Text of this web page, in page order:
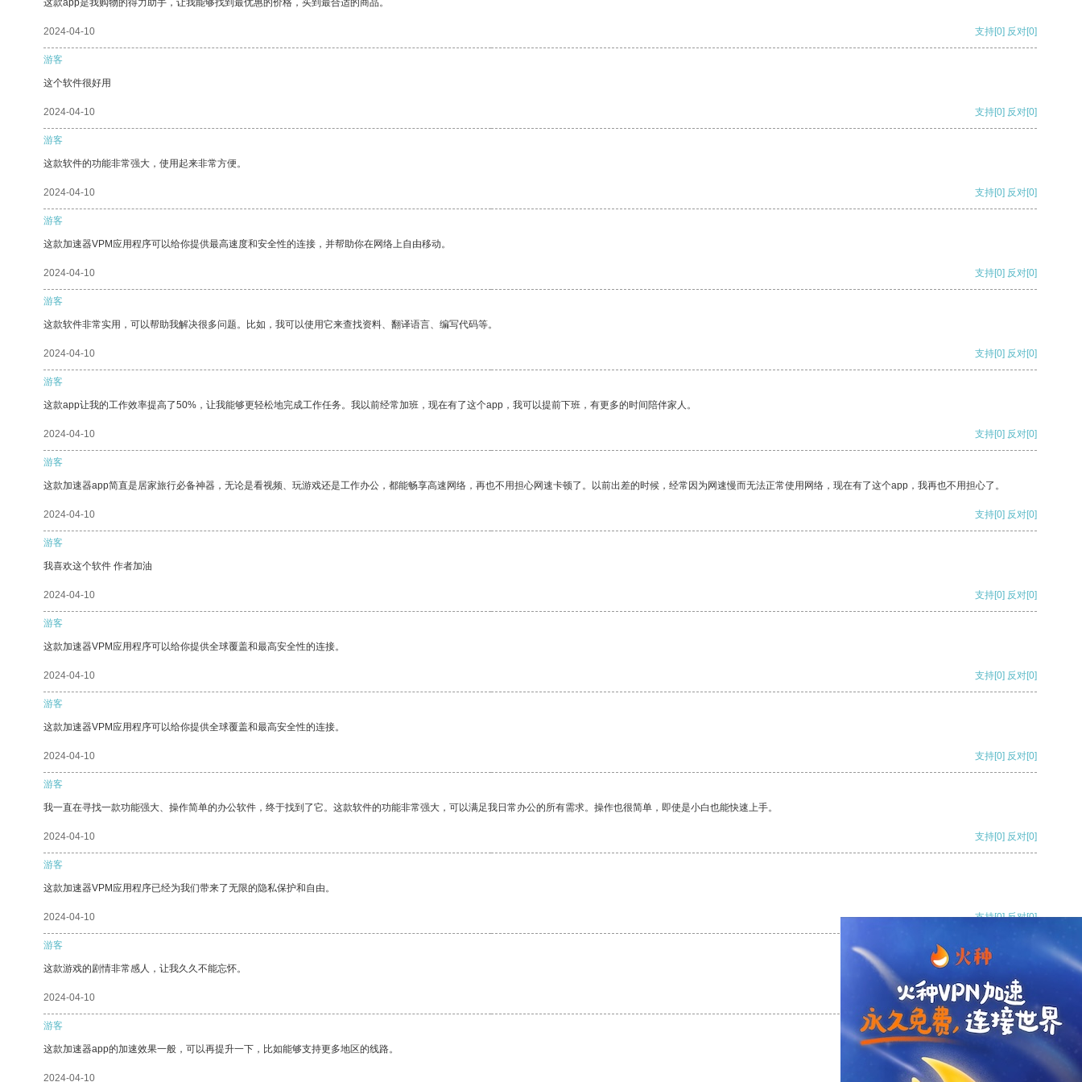
这款app是我购物的得力助手，让我能够找到最优惠的价格，买到最合适的商品。
2024-04-10 支持[0] 反对[0]
游客
这个软件很好用
2024-04-10 支持[0] 反对[0]
游客
这款软件的功能非常强大，使用起来非常方便。
2024-04-10 支持[0] 反对[0]
游客
这款加速器VPM应用程序可以给你提供最高速度和安全性的连接，并帮助你在网络上自由移动。
2024-04-10 支持[0] 反对[0]
游客
这款软件非常实用，可以帮助我解决很多问题。比如，我可以使用它来查找资料、翻译语言、编写代码等。
2024-04-10 支持[0] 反对[0]
游客
这款app让我的工作效率提高了50%，让我能够更轻松地完成工作任务。我以前经常加班，现在有了这个app，我可以提前下班，有更多的时间陪伴家人。
2024-04-10 支持[0] 反对[0]
游客
这款加速器app简直是居家旅行必备神器，无论是看视频、玩游戏还是工作办公，都能畅享高速网络，再也不用担心网速卡顿了。以前出差的时候，经常因为网速慢而无法正常使用网络，现在有了这个app，我再也不用担心了。
2024-04-10 支持[0] 反对[0]
游客
我喜欢这个软件 作者加油
2024-04-10 支持[0] 反对[0]
游客
这款加速器VPM应用程序可以给你提供全球覆盖和最高安全性的连接。
2024-04-10 支持[0] 反对[0]
游客
这款加速器VPM应用程序可以给你提供全球覆盖和最高安全性的连接。
2024-04-10 支持[0] 反对[0]
游客
我一直在寻找一款功能强大、操作简单的办公软件，终于找到了它。这款软件的功能非常强大，可以满足我日常办公的所有需求。操作也很简单，即使是小白也能快速上手。
2024-04-10 支持[0] 反对[0]
游客
这款加速器VPM应用程序已经为我们带来了无限的隐私保护和自由。
2024-04-10 支持[0] 反对[0]
游客
这款游戏的剧情非常感人，让我久久不能忘怀。
2024-04-10 支持[0] 反对
游客
这款加速器app的加速效果一般，可以再提升一下，比如能够支持更多地区的线路。
2024-04-10 支持